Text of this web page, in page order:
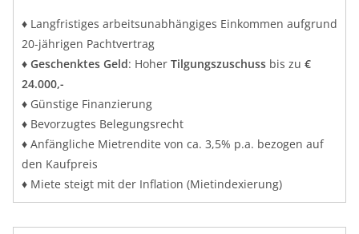
♦ Langfristiges arbeitsunabhängiges Einkommen aufgrund
20-jährigen Pachtvertrag
♦ Geschenktes Geld: Hoher Tilgungszuschuss bis zu €
24.000,-
♦ Günstige Finanzierung
♦ Bevorzugtes Belegungsrecht
♦ Anfängliche Mietrendite von ca. 3,5% p.a. bezogen auf
den Kaufpreis
♦ Miete steigt mit der Inflation (Mietindexierung)